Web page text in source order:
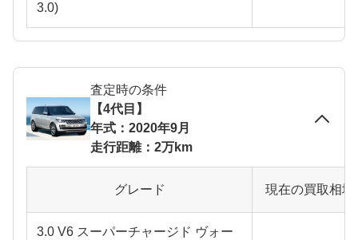
3.0)
査定時の条件
【4代目】
年式：2020年9月
走行距離：2万km
グレード 現在の買取相
3.0 V6 スーパーチャージド ヴォー